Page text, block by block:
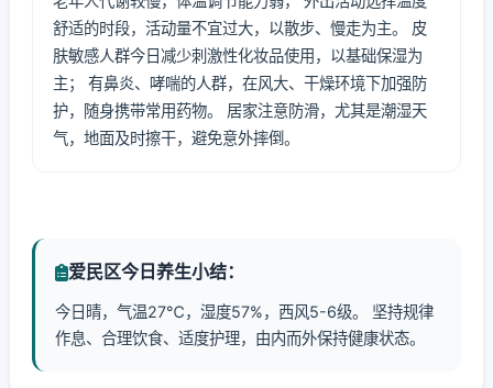
舒适的时段，活动量不宜过大，以散步、慢走为主。 皮
肤敏感人群今日减少刺激性化妆品使用，以基础保湿为
主； 有鼻炎、哮喘的人群，在风大、干燥环境下加强防
护，随身携带常用药物。 居家注意防滑，尤其是潮湿天
气，地面及时擦干，避免意外摔倒。
爱民区今日养生小结：
今日晴，气温27℃，湿度57%，西风5-6级。 坚持规律
作息、合理饮食、适度护理，由内而外保持健康状态。